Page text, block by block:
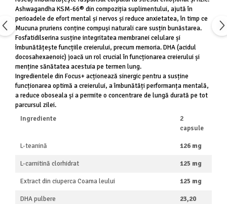
Ashwagandha KSM-66® din compoziția suplimentului, ajută în
perioadele de efort mental și nervos și reduce anxietatea, în timp ce
Mucuna pruriens conține compuși naturali care susțin bunăstarea.
Fosfatidilserina susține integritatea membranei celulare și
îmbunătățește funcțiile creierului, precum memoria. DHA (acidul
docosahexaenoic) joacă un rol crucial în funcționarea creierului și
menține sănătatea acestuia pe termen lung.
Ingredientele din Focus+ acționează sinergic pentru a susține
funcționarea optimă a creierului, a îmbunătăți performanța mentală,
a reduce oboseala și a permite o concentrare de lungă durată pe tot
parcursul zilei.
Ingrediente
2
capsule
L-teanină 126 mg
L-carnitină clorhidrat 125 mg
Extract din ciuperca Coama leului 125 mg
DHA pulbere
23,20